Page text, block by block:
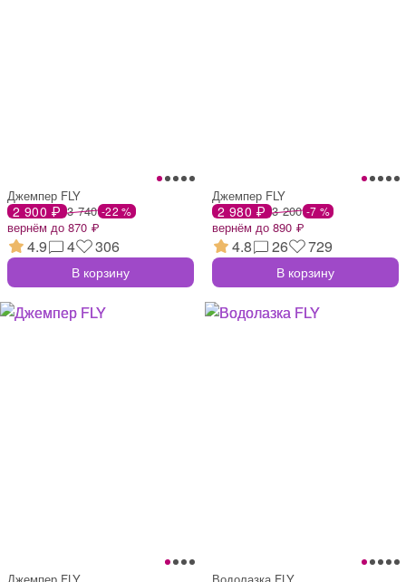
Джемпер FLY
2 900 ₽ 3 740 -22 %
вернём до 870 ₽
4.9 4 306
В корзину
Джемпер FLY
2 980 ₽ 3 200 -7 %
вернём до 890 ₽
4.8 26 729
В корзину
Джемпер FLY Водолазка FLY